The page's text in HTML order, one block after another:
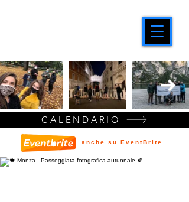
CALENDARIO
anche su EventBrite